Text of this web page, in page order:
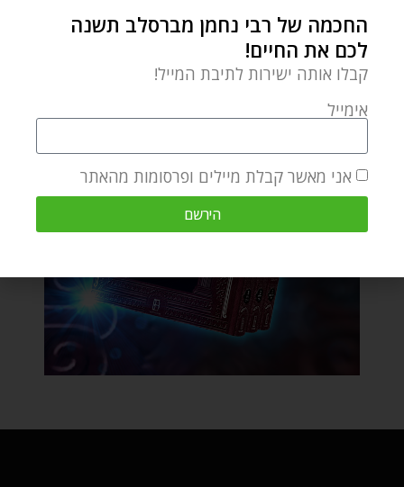
החכמה של רבי נחמן מברסלב תשנה
לכם את החיים!
קבלו אותה ישירות לתיבת המייל!
אימייל
אני מאשר קבלת מיילים ופרסומות מהאתר
הירשם